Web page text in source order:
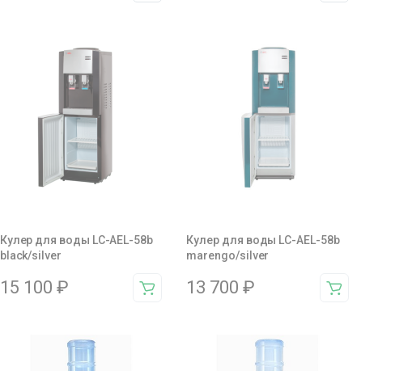
Кулер для воды LC-AEL-58b
black/silver
15 100 ₽
Кулер для воды LC-AEL-58b
marengo/silver
13 700₽